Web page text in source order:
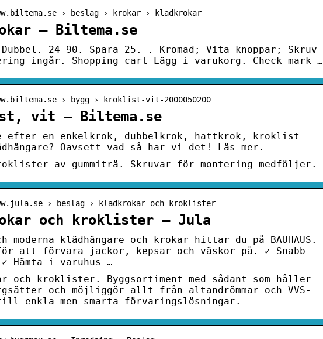
› beslag › krokar › kladkrokar
– Biltema.se
24 90. Spara 25.-. Kromad; Vita knoppar; Skruv
ingår. Shopping cart Lägg i varukorg. Check mark …
› bygg › kroklist-vit-2000050200
vit – Biltema.se
efter en enkelkrok, dubbelkrok, hattkrok, kroklist
Oavsett vad så har vi det! Läs mer.
av gummiträ. Skruvar för montering medföljer.
› beslag › kladkrokar-och-kroklister
och kroklister – Jula
moderna klädhängare och krokar hittar du på BAUHAUS.
att förvara jackor, kepsar och väskor på. ✓ Snabb
Hämta i varuhus …
och kroklister. Byggsortiment med sådant som håller
och möjliggör allt från altandrömmar och VVS-
enkla men smarta förvaringslösningar.